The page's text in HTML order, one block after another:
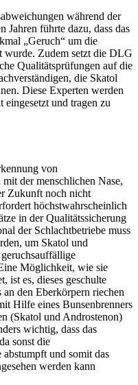
während der
führte dazu, dass das
„Geruch“ um die
wurde. Zudem setzt die DLG
Qualitätsprüfungen auf die
die Skatol
Diese Experten werden
und tragen zu
von
der menschlichen Nase,
Zukunft noch nicht
höchstwahrscheinlich
in der Qualitätssicherung
der Schlachtbetriebe muss
um Skatol und
Möglichkeit, wie sie
ist es, dieses geschulte
an den Eberkörpern riechen
Hilfe eines Bunsenbrenners
(Skatol und Androstenon)
wichtig, dass das
sonst die
und somit das
werden kann